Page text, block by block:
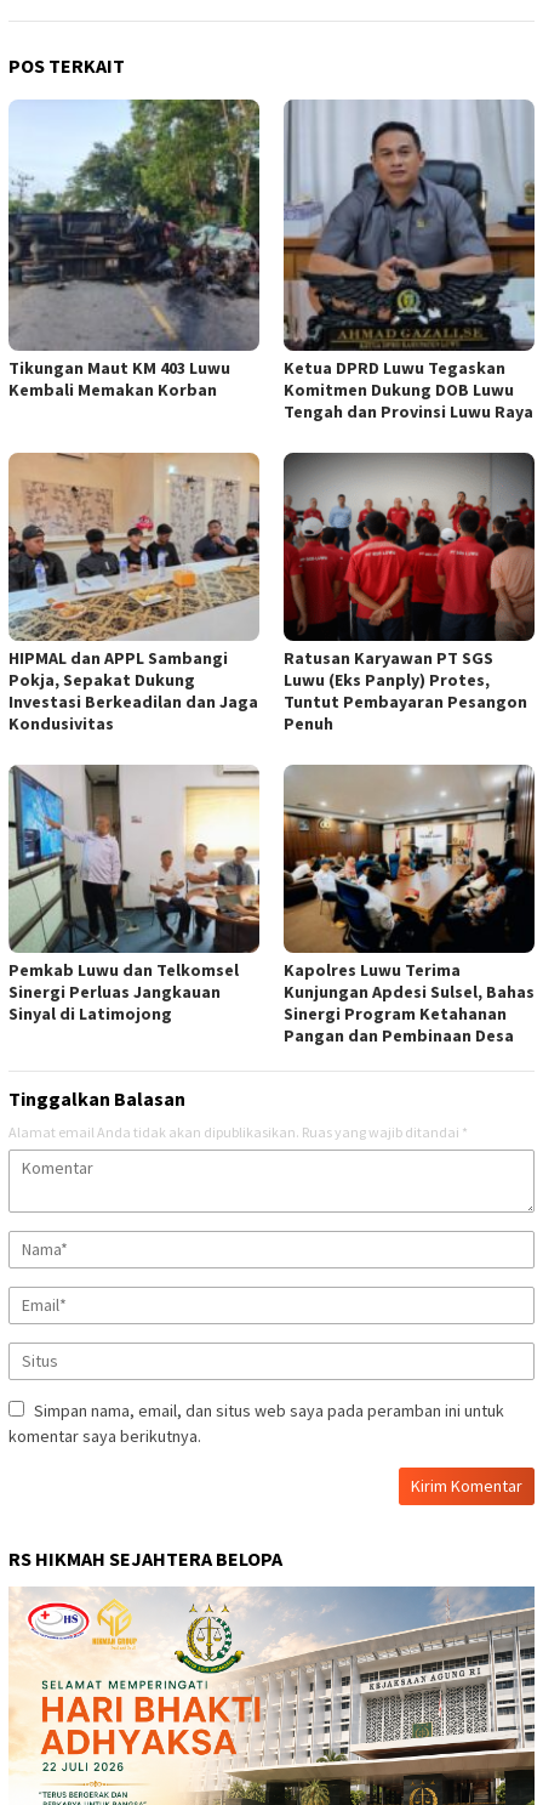
POS TERKAIT
Tikungan Maut KM 403 Luwu
Kembali Memakan Korban
Ketua DPRD Luwu Tegaskan
Komitmen Dukung DOB Luwu
Tengah dan Provinsi Luwu Raya
HIPMAL dan APPL Sambangi
Pokja, Sepakat Dukung
Investasi Berkeadilan dan Jaga
Kondusivitas
Ratusan Karyawan PT SGS
Luwu (Eks Panply) Protes,
Tuntut Pembayaran Pesangon
Penuh
Pemkab Luwu dan Telkomsel
Sinergi Perluas Jangkauan
Sinyal di Latimojong
Kapolres Luwu Terima
Kunjungan Apdesi Sulsel, Bahas
Sinergi Program Ketahanan
Pangan dan Pembinaan Desa
Tinggalkan Balasan
Alamat email Anda tidak akan dipublikasikan. Ruas yang wajib ditandai *
Simpan nama, email, dan situs web saya pada peramban ini untuk
komentar saya berikutnya.
RS HIKMAH SEJAHTERA BELOPA